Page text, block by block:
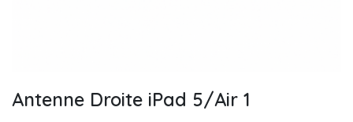
Antenne Droite iPad 5/Air 1